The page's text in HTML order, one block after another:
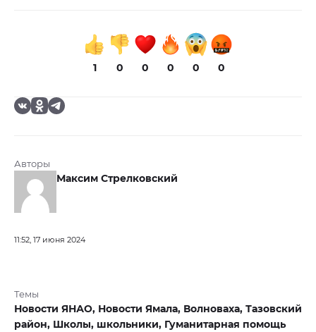
1 0 0 0 0 0
Авторы
Максим Стрелковский
11:52, 17 июня 2024
Темы
Новости ЯНАО, Новости Ямала, Волноваха, Тазовский
район, Школы, школьники, Гуманитарная помощь